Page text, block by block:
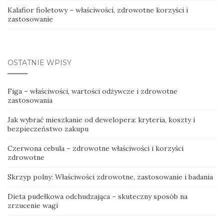
Kalafior fioletowy – właściwości, zdrowotne korzyści i
zastosowanie
OSTATNIE WPISY
Figa – właściwości, wartości odżywcze i zdrowotne
zastosowania
Jak wybrać mieszkanie od dewelopera: kryteria, koszty i
bezpieczeństwo zakupu
Czerwona cebula – zdrowotne właściwości i korzyści
zdrowotne
Skrzyp polny: Właściwości zdrowotne, zastosowanie i badania
Dieta pudełkowa odchudzająca – skuteczny sposób na
zrzucenie wagi